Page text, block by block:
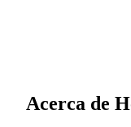
Acerca de